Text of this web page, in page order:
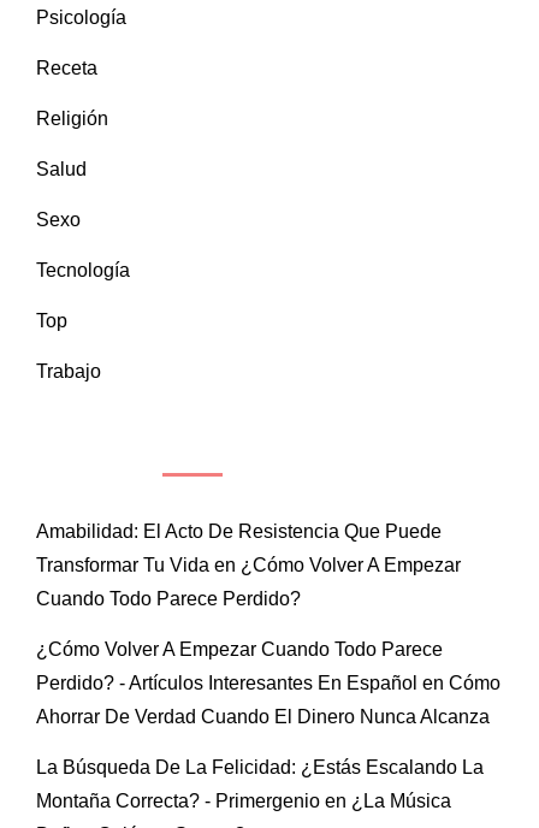
Psicología
Receta
Religión
Salud
Sexo
Tecnología
Top
Trabajo
Amabilidad: El Acto De Resistencia Que Puede
Transformar Tu Vida en ¿Cómo Volver A Empezar
Cuando Todo Parece Perdido?
¿Cómo Volver A Empezar Cuando Todo Parece
Perdido? - Artículos Interesantes En Español en Cómo
Ahorrar De Verdad Cuando El Dinero Nunca Alcanza
La Búsqueda De La Felicidad: ¿Estás Escalando La
Montaña Correcta? - Primergenio en ¿La Música